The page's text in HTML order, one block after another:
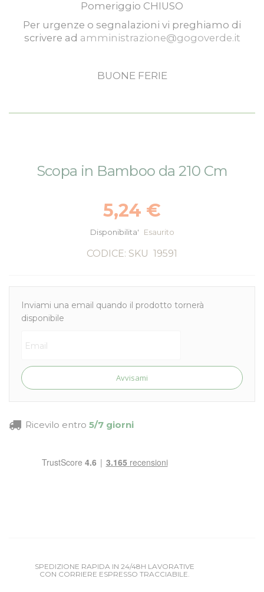
Pomeriggio CHIUSO
Per urgenze o segnalazioni vi preghiamo di
scrivere ad amministrazione@gogoverde.it
BUONE FERIE
all'inizioScopa in Bamboo da 210 Cm
5,24 €
Disponibilita' Esaurito
CODICE: SKU 19591
Inviami una email quando il prodotto tornerà
disponibile
Avvisami
Ricevilo entro 5/7 giorni
SPEDIZIONE RAPIDA IN 24/48H LAVORATIVE
CON CORRIERE ESPRESSO TRACCIABILE.